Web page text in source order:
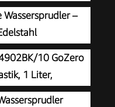
Zylinder, Matt
–
3 Graden,
Soda Maker &
auf
10 GoZero
1 Liter,